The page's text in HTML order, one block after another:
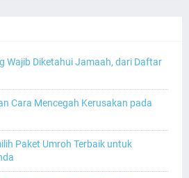
Wajib Diketahui Jamaah, dari Daftar
Cara Mencegah Kerusakan pada
Paket Umroh Terbaik untuk